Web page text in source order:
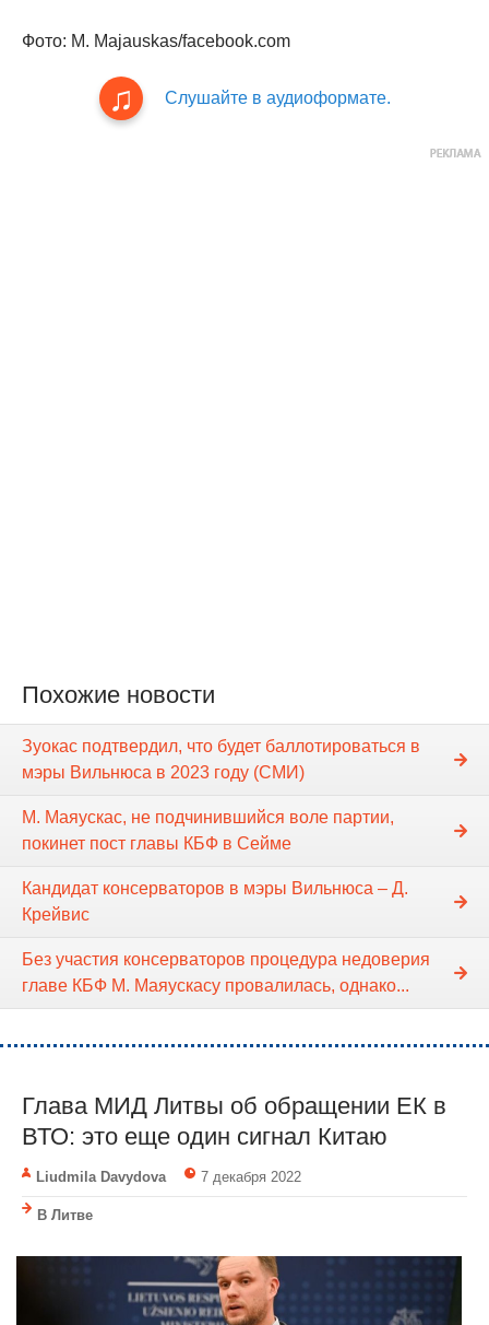
Фото: М. Majauskas/facebook.com
Слушайте в аудиоформате.
Похожие новости
Зуокас подтвердил, что будет баллотироваться в
мэры Вильнюса в 2023 году (СМИ)
М. Маяускас, не подчинившийся воле партии,
покинет пост главы КБФ в Сейме
Кандидат консерваторов в мэры Вильнюса – Д.
Крейвис
Без участия консерваторов процедура недоверия
главе КБФ М. Маяускасу провалилась, однако...
Глава МИД Литвы об обращении ЕК в
ВТО: это еще один сигнал Китаю
Liudmila Davydova 7 декабря 2022
В Литве